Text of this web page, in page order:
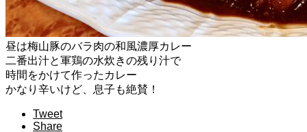
昼は梅山豚のバラ肉の和風濃厚カレー
二番出汁と軍鶏の水炊きの残り汁で
時間をかけて作ったカレー
かなり辛いけど、息子も絶賛！
Tweet
Share